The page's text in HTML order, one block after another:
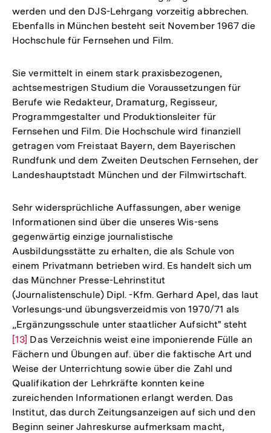
werden und den DJS-Lehrgang vorzeitig abbrechen.
Ebenfalls in München besteht seit November 1967 die
Hochschule für Fernsehen und Film.
Sie vermittelt in einem stark praxisbezogenen,
achtsemestrigen Studium die Voraussetzungen für
Berufe wie Redakteur, Dramaturg, Regisseur,
Programmgestalter und Produktionsleiter für
Fernsehen und Film. Die Hochschule wird finanziell
getragen vom Freistaat Bayern, dem Bayerischen
Rundfunk und dem Zweiten Deutschen Fernsehen, der
Landeshauptstadt München und der Filmwirtschaft.
Sehr widersprüchliche Auffassungen, aber wenige
Informationen sind über die unseres Wis-sens
gegenwärtig einzige journalistische
Ausbildungsstätte zu erhalten, die als Schule von
einem Privatmann betrieben wird. Es handelt sich um
das Münchner Presse-Lehrinstitut
(Journalistenschule) Dipl. -Kfm. Gerhard Apel, das laut
Vorlesungs-und übungsverzeidmis von 1970/71 als
„Ergänzungsschule unter staatlicher Aufsicht" steht
der
[13] Das Verzeichnis weist eine imponierende Fülle an
Fächern und Übungen auf. über die faktische Art und
Weise der Unterrichtung sowie über die Zahl und
Qualifikation der Lehrkräfte konnten keine
zureichenden Informationen erlangt werden. Das
Institut, das durch Zeitungsanzeigen auf sich und den
Beginn seiner Jahreskurse aufmerksam macht,